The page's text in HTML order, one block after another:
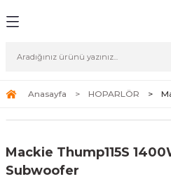
Anasayfa HOPARLÖR
Mackie Thump115S
Subwoofer